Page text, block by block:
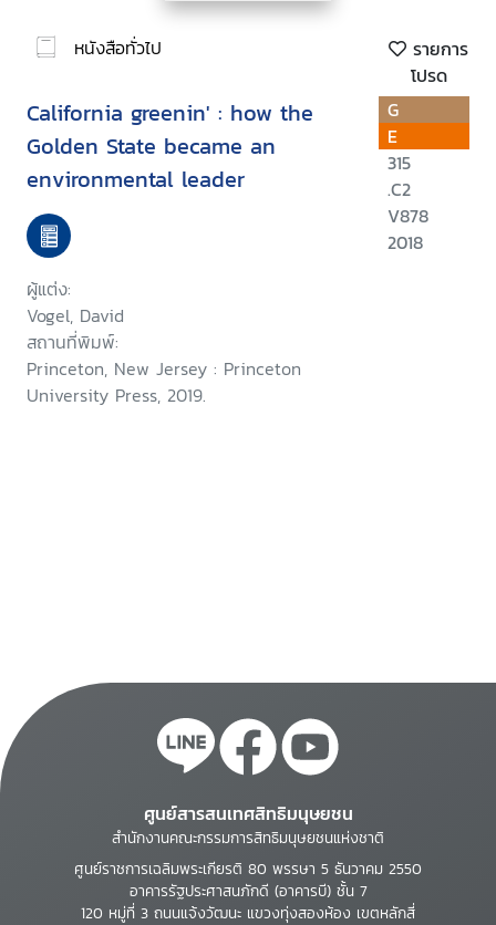
หนังสือทั่วไป
รายการ
โปรด
California greenin' : how the
Golden State became an
environmental leader
ผู้แต่ง:
Vogel, David
สถานที่พิมพ์:
Princeton, New Jersey : Princeton
University Press, 2019.
G
E
315
.C2
V878
2018
ศูนย์สารสนเทศสิทธิมนุษยชน
สำนักงานคณะกรรมการสิทธิมนุษยชนแห่งชาติ
ศูนย์ราชการเฉลิมพระเกียรติ 80 พรรษา 5 ธันวาคม 2550
อาคารรัฐประศาสนภักดี (อาคารบี) ชั้น 7
120 หมู่ที่ 3 ถนนแจ้งวัฒนะ แขวงทุ่งสองห้อง เขตหลักสี่